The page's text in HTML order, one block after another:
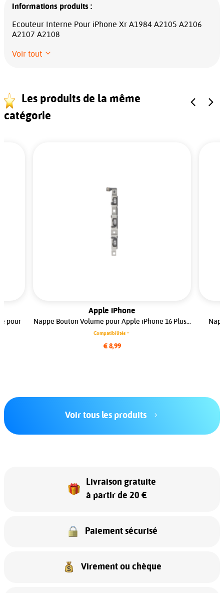
Informations produits :
Ecouteur Interne Pour iPhone Xr A1984 A2105 A2106
A2107 A2108
Voir tout
Les produits de la même
catégorie
pour
Apple iPhone
Nappe Bouton Volume pour Apple iPhone 16 Plus...
Compatibilités
€ 8,99
Voir tous les produits
Livraison gratuite
à partir de 20 €
Paiement sécurisé
Virement ou chèque